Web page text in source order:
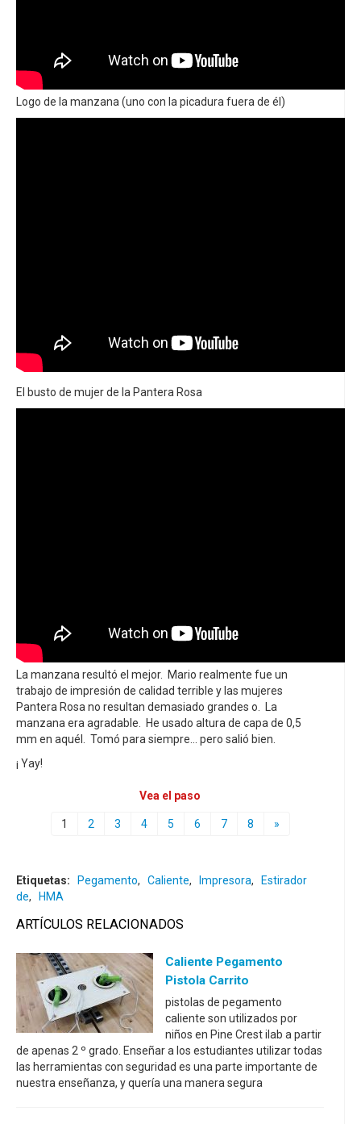
Logo de la manzana (uno con la picadura fuera de él)
El busto de mujer de la Pantera Rosa
La manzana resultó el mejor. Mario realmente fue un
trabajo de impresión de calidad terrible y las mujeres
Pantera Rosa no resultan demasiado grandes o. La
manzana era agradable. He usado altura de capa de 0,5
mm en aquél. Tomó para siempre... pero salió bien.
¡ Yay!
Vea el paso
1 2 3 4 5 6 7 8 »
Etiquetas: Pegamento, Caliente, Impresora,
Estirador
de, HMA
ARTÍCULOS RELACIONADOS
Caliente Pegamento
Pistola Carrito
pistolas de pegamento
caliente son utilizados por
niños en Pine Crest ilab a partir
de apenas 2 º grado. Enseñar a los estudiantes utilizar todas
las herramientas con seguridad es una parte importante de
nuestra enseñanza, y quería una manera segura